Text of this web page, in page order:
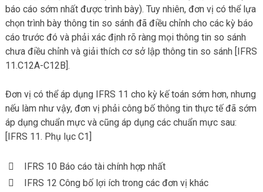
báo cáo sớm nhất được trình bày). Tuy nhiên, đơn vị có thể lựa
chọn trình bày thông tin so sánh đã điều chỉnh cho các kỳ báo
cáo trước đó và phải xác định rõ ràng mọi thông tin so sánh
chưa điều chỉnh và giải thích cơ sở lập thông tin so sánh [IFRS
11.C12A-C12B].
Đơn vị có thể áp dụng IFRS 11 cho kỳ kế toán sớm hơn, nhưng
nếu làm như vậy, đơn vị phải công bố thông tin thực tế đã sớm
áp dụng chuẩn mực và cũng áp dụng các chuẩn mực sau:
[IFRS 11. Phụ lục C1]
IFRS 10 Báo cáo tài chính hợp nhất
IFRS 12 Công bố lợi ích trong các đơn vị khác